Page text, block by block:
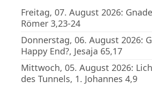
Freitag, 07. August 2026:
Römer 3,23-24
Donnerstag, 06. August 2026:
Happy End?, Jesaja 65,17
Mittwoch, 05. August 2026:
des Tunnels, 1. Johannes 4,9